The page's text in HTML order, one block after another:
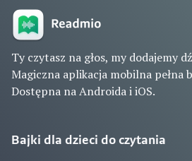
Ty czytasz na głos, my dodajemy
Magiczna aplikacja mobilna pełna
Dostępna na Androida i iOS.
Bajki dla dzieci do czytania